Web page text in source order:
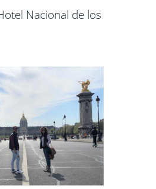
Nacional de los